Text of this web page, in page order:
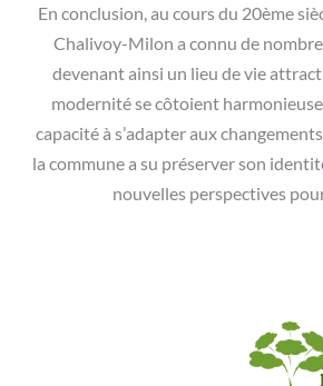
En conclusion, au cours du 20ème
Chalivoy-Milon a connu de
devenant ainsi un lieu de vie
modernité se côtoient
capacité à s’adapter aux
la commune a su préserver son
nouvelles perspectives